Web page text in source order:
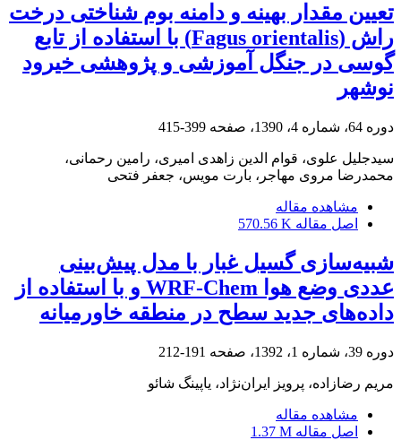
تعیین مقدار بهینه و دامنه بوم شناختی درخت
راش (Fagus orientalis) با استفاده از تابع
گوسی در جنگل آموزشی و پژوهشی خیرود
نوشهر
دوره 64، شماره 4، 1390، صفحه 399-415
سیدجلیل علوی، قوام الدین زاهدی امیری، رامین رحمانی،
محمدرضا مروی مهاجر، بارت مویس، جعفر فتحی
مشاهده مقاله
اصل مقاله 570.56 K
شبیه‌سازی گسیل غبار با مدل پیش‌بینی
عددی وضع هوا WRF-Chem و با استفاده از
داده‌های جدید سطح در منطقه خاورمیانه
دوره 39، شماره 1، 1392، صفحه 191-212
مریم رضازاده، پرویز ایران‌‌نژاد، یاپینگ شائو
مشاهده مقاله
اصل مقاله 1.37 M